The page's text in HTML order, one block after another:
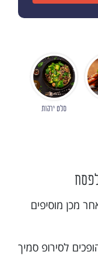
סלט ירקות
מכן מוסיפים
לסירופ סמיך